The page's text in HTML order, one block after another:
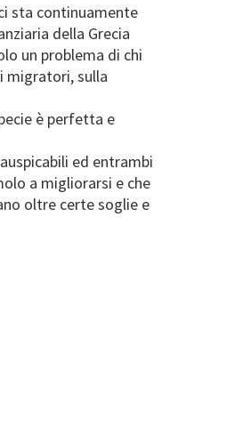
sta continuamente
della Grecia
un problema di chi
migratori, sulla
è perfetta e
ed entrambi
a migliorarsi e che
oltre certe soglie e